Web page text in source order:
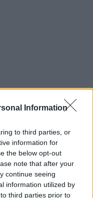
Information
to third parties, or
information for
the below opt-out
note that after your
continue seeing
information utilized by
third parties prior to